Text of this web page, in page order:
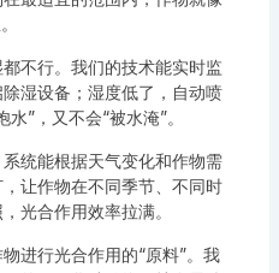
不行。我们的技术能实时监
湿设备；湿度低了，自动喷
”，又不会“被水淹”。
统能根据天气变化和作物需
让作物在不同季节、不同时
光合作用效率拉满。
进行光合作用的“原料”。我